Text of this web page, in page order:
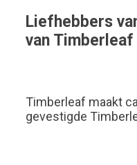
Liefhebbers
van
Timberleaf maakt
gevestigde